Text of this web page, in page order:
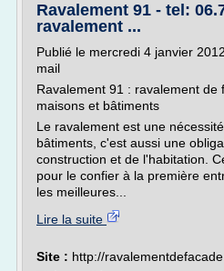
Ravalement 91 - tel:
ravalement ...
Publié le mercredi 4 janvier
mail
Ravalement 91 : ravalement de
maisons et bâtiments
Le ravalement est une
bâtiments, c'est aussi une
construction et de l'habitation.
pour le confier à la première
les meilleures...
Lire la suite
Site : http://